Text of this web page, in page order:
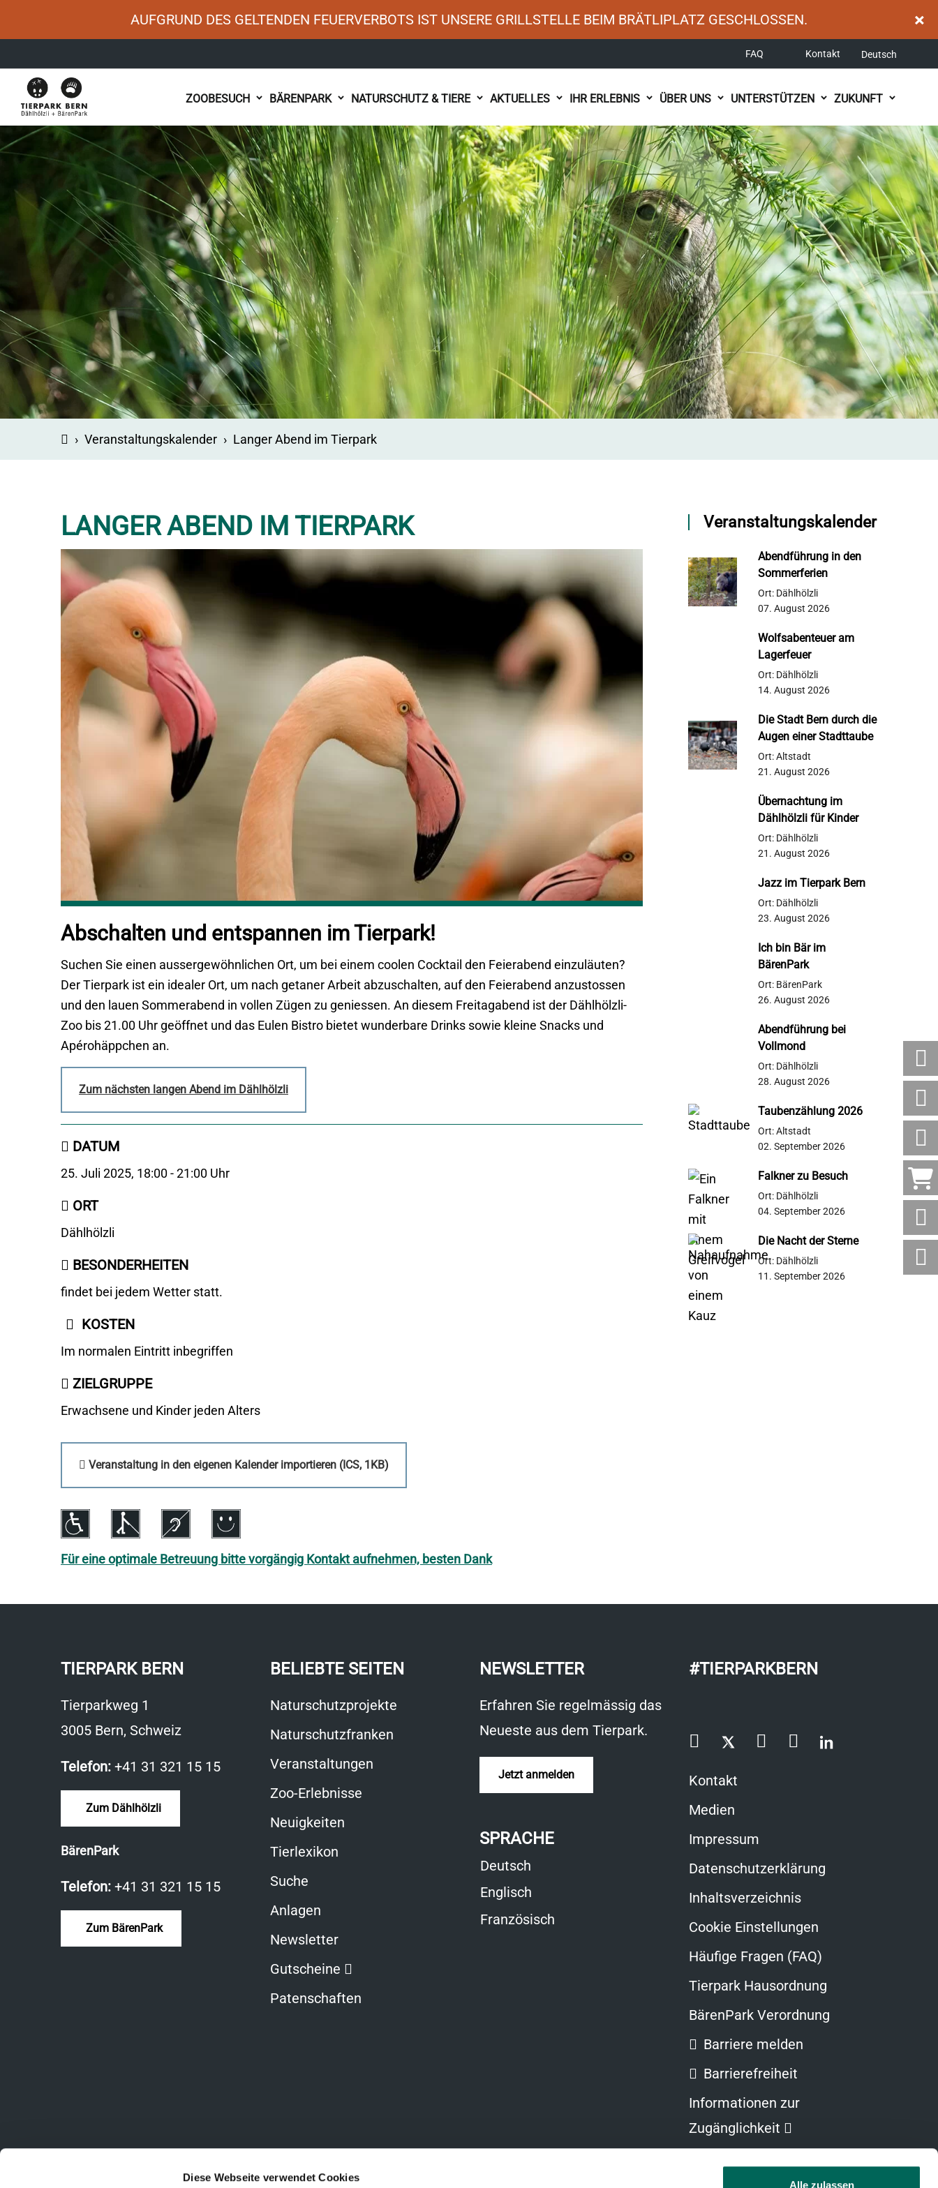
Diese Webseite verwendet Cookies
Alle zulassen
AUFGRUND DES GELTENDEN FEUERVERBOTS IST UNSERE GRILLSTELLE BEIM BRÄTLIPLATZ GESCHLOSSEN. ×
FAQ Kontakt Deutsch
navigation
ZOOBESUCH BÄRENPARK NATURSCHUTZ & TIERE AKTUELLES IHR ERLEBNIS ÜBER UNS UNTERSTÜTZEN ZUKUNFT
› Veranstaltungskalender › Langer Abend im Tierpark
LANGER ABEND IM TIERPARK
Abschalten und entspannen im Tierpark!
Suchen Sie einen aussergewöhnlichen Ort, um bei einem coolen Cocktail den Feierabend einzuläuten?
Der Tierpark ist ein idealer Ort, um nach getaner Arbeit abzuschalten, auf den Feierabend anzustossen
und den lauen Sommerabend in vollen Zügen zu geniessen. An diesem Freitagabend ist der Dählhölzli-
Zoo bis 21.00 Uhr geöffnet und das Eulen Bistro bietet wunderbare Drinks sowie kleine Snacks und
Apérohäppchen an.
Zum nächsten langen Abend im Dählhölzli
DATUM
25. Juli 2025, 18:00 - 21:00 Uhr
ORT
Dählhölzli
BESONDERHEITEN
findet bei jedem Wetter statt.
KOSTEN
Im normalen Eintritt inbegriffen
ZIELGRUPPE
Erwachsene und Kinder jeden Alters
Veranstaltung in den eigenen Kalender importieren (ICS, 1KB)
Für eine optimale Betreuung bitte vorgängig Kontakt aufnehmen, besten Dank
Veranstaltungskalender
Abendführung in den
Sommerferien
Ort: Dählhölzli
07. August 2026
Wolfsabenteuer am
Lagerfeuer
Ort: Dählhölzli
14. August 2026
Die Stadt Bern durch die
Augen einer Stadttaube
Ort: Altstadt
21. August 2026
Übernachtung im
Dählhölzli für Kinder
Ort: Dählhölzli
21. August 2026
Jazz im Tierpark Bern
Ort: Dählhölzli
23. August 2026
Ich bin Bär im
BärenPark
Ort: BärenPark
26. August 2026
Abendführung bei
Vollmond
Ort: Dählhölzli
28. August 2026
Taubenzählung 2026
Ort: Altstadt
02. September 2026
Falkner zu Besuch
Ort: Dählhölzli
04. September 2026
Die Nacht der Sterne
Ort: Dählhölzli
11. September 2026
TIERPARK BERN
Tierparkweg 1
3005 Bern, Schweiz
Telefon: +41 31 321 15 15
Zum Dählhölzli
BärenPark
Telefon: +41 31 321 15 15
Zum BärenPark
BELIEBTE SEITEN
Naturschutzprojekte
Naturschutzfranken
Veranstaltungen
Zoo-Erlebnisse
Neuigkeiten
Tierlexikon
Suche
Anlagen
Newsletter
Gutscheine
öffnet
Patenschaften
NEWSLETTER
Erfahren Sie regelmässig das
Neueste aus dem Tierpark.
Jetzt anmelden
SPRACHE
Deutsch
Englisch
Französisch
#TIERPARKBERN
Kontakt
Medien
Impressum
Datenschutzerklärung
Inhaltsverzeichnis
Cookie Einstellungen
Häufige Fragen (FAQ)
Tierpark Hausordnung
BärenPark Verordnung
Barriere melden
Barrierefreiheit
Informationen zur
Zugänglichkeit
öffnet
in